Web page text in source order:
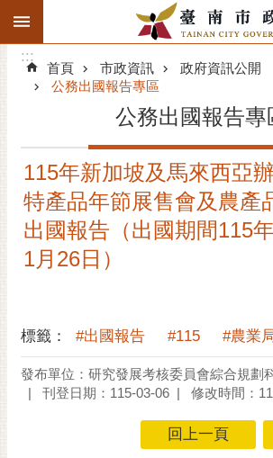
跳到主要內容區塊
搜
階
搜
精彩府城
市府動態
市府團隊
市政資訊
市民互動
:::
:::
首頁 市政資訊
政府資訊公開
公務出國報告專區
公務出國報告專
115年新加坡及馬來西亞
特產品年節展售會及農產
出國報告（出國期間115
1月26日）
標籤： #出國報告 #115 #農業
發布單位：研究發展考核委員會綜合規劃
刊登日期：115-03-06
修改時間：
回上一頁